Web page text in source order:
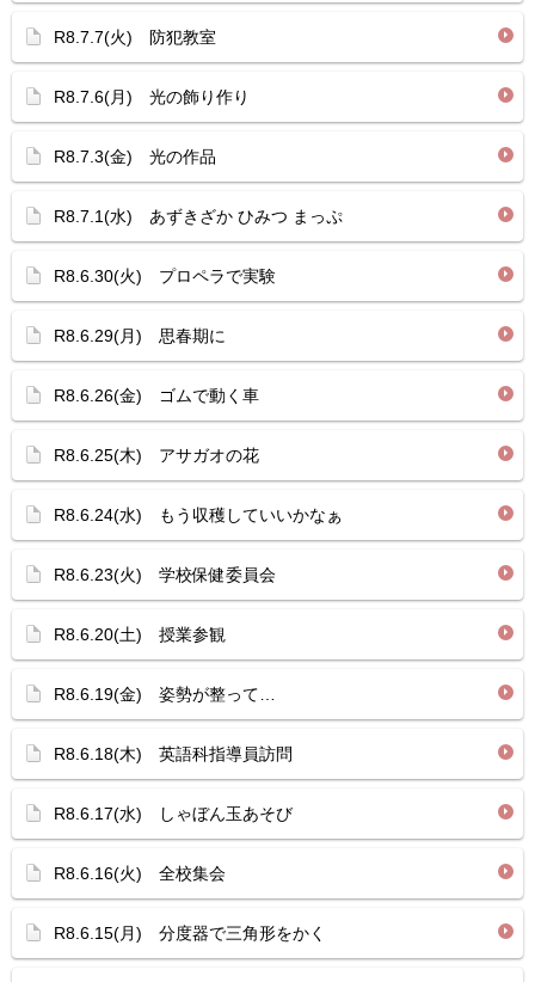
R8.7.7(火) 防犯教室
R8.7.6(月) 光の飾り作り
R8.7.3(金) 光の作品
R8.7.1(水) あずきざか ひみつ まっぷ
R8.6.30(火) プロペラで実験
R8.6.29(月) 思春期に
R8.6.26(金) ゴムで動く車
R8.6.25(木) アサガオの花
R8.6.24(水) もう収穫していいかなぁ
R8.6.23(火) 学校保健委員会
R8.6.20(土) 授業参観
R8.6.19(金) 姿勢が整って…
R8.6.18(木) 英語科指導員訪問
R8.6.17(水) しゃぼん玉あそび
R8.6.16(火) 全校集会
R8.6.15(月) 分度器で三角形をかく